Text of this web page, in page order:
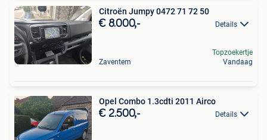
Citroën Jumpy 0472 71 72 50
€ 8.000,- Details
Zaventem
Topzoekertje
Vandaag
Opel Combo 1.3cdti 2011 Airco
€ 2.500,- Details